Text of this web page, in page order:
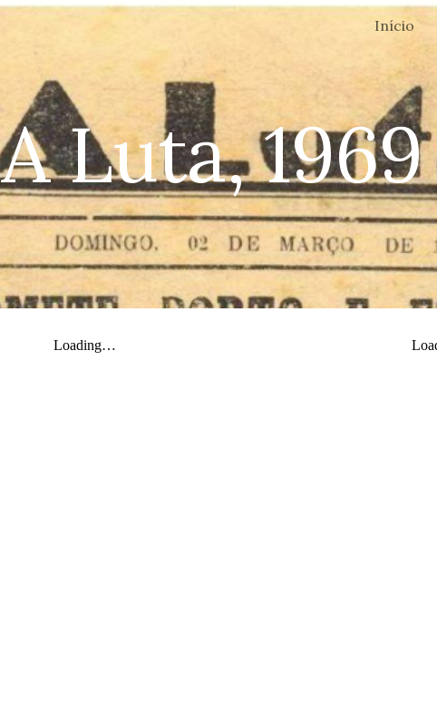
Skip to navigation
Início
A Luta, 1969